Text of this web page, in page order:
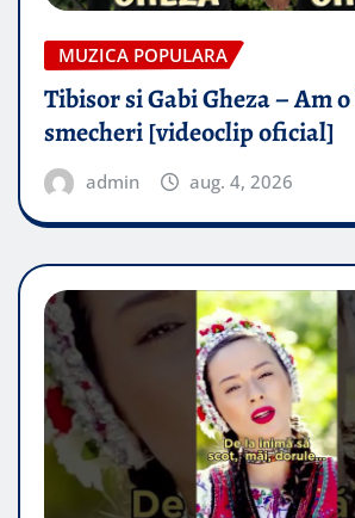
MUZICA POPULARA
Tibisor si Gabi Gheza – Am
smecheri [videoclip oficial]
admin aug. 4, 2026